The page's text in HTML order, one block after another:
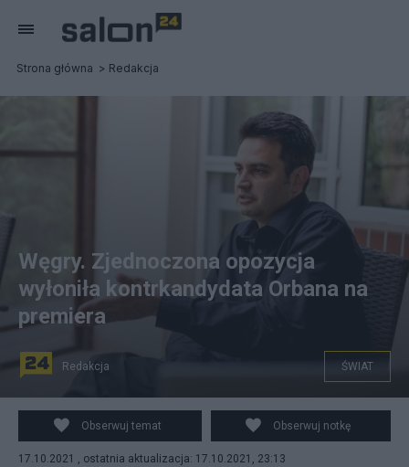
Strona główna Redakcja
49-letni Marki-Zay. fot. Wikimedia
Węgry. Zjednoczona opozycja
wyłoniła kontrkandydata Orbana na
premiera
Redakcja ŚWIAT
Obserwuj temat Obserwuj notkę
17.10.2021 , ostatnia aktualizacja: 17.10.2021, 23:13